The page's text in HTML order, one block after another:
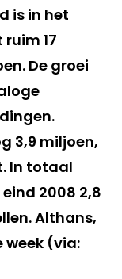
is in het
17
De groei
3,9 miljoen,
In totaal
2008 2,8
Althans,
week (via: